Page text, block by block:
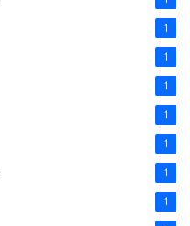
1
1
1
1
1
1
1